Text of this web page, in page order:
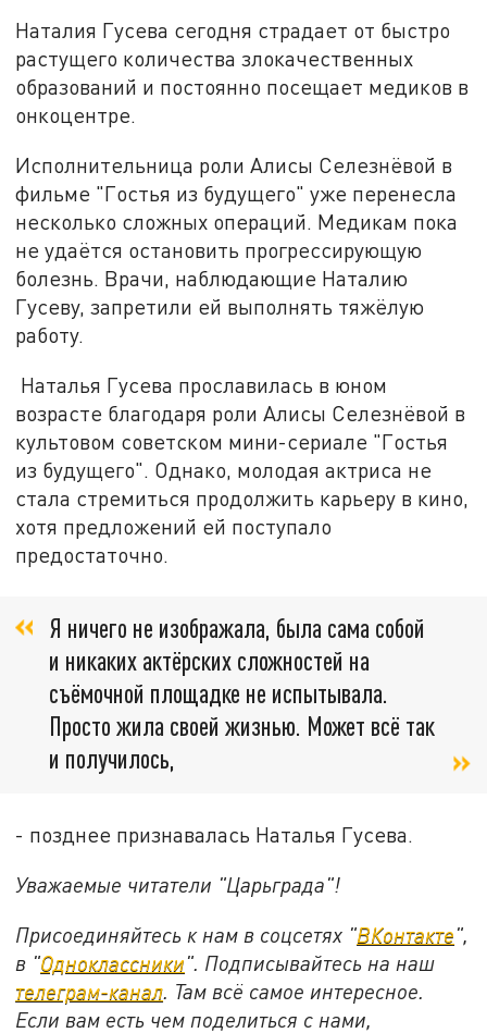
Наталия Гусева сегодня страдает от быстро
растущего количества злокачественных
образований и постоянно посещает медиков в
онкоцентре.
Исполнительница роли Алисы Селезнёвой в
фильме "Гостья из будущего" уже перенесла
несколько сложных операций. Медикам пока
не удаётся остановить прогрессирующую
болезнь. Врачи, наблюдающие Наталию
Гусеву, запретили ей выполнять тяжёлую
работу.
Наталья Гусева прославилась в юном
возрасте благодаря роли Алисы Селезнёвой в
культовом советском мини-сериале "Гостья
из будущего". Однако, молодая актриса не
стала стремиться продолжить карьеру в кино,
хотя предложений ей поступало
предостаточно.
Я ничего не изображала, была сама собой
и никаких актёрских сложностей на
съёмочной площадке не испытывала.
Просто жила своей жизнью. Может всё так
и получилось,
- позднее признавалась Наталья Гусева.
Уважаемые читатели "Царьграда"!
Присоединяйтесь к нам в соцсетях "ВКонтакте",
в "Одноклассники". Подписывайтесь на наш
телеграм-канал. Там всё самое интересное.
Если вам есть чем поделиться с нами,